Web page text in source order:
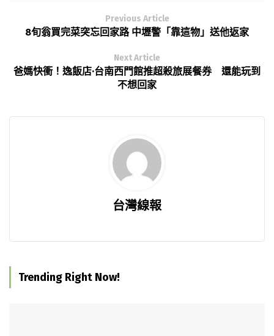
Previous Article
8旬翁買完菜突忘回家路 中壢警「靠這物」送他返家
Next Article
爸媽快衝！逸飯店·台南西門館推超殺旅展餐券 還能玩到
不想回家
台灣線報
Trending Right Now!